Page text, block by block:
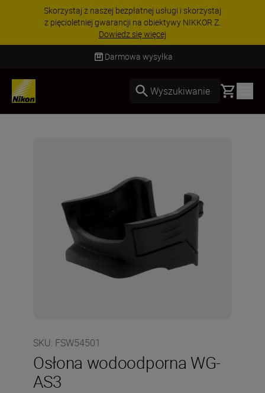
Skorzystaj z naszej bezpłatnej usługi i skorzystaj
z pięcioletniej gwarancji na obiektywy NIKKOR Z.
Dowiedz się więcej
Darmowa wysyłka
Wyszukiwanie Basket
SKU: FSW54501
Osłona wodoodporna WG-
AS3